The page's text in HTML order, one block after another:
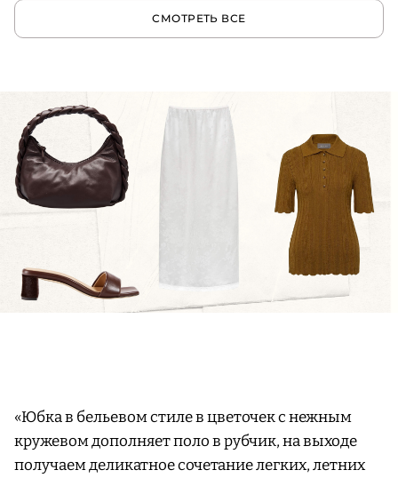
СМОТРЕТЬ ВСЕ
«Юбка в бельевом стиле в цветочек с нежным
кружевом дополняет поло в рубчик, на выходе
получаем деликатное сочетание легких, летних